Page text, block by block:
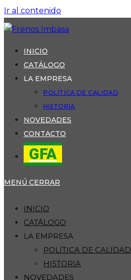
Ir al contenido
INICIO
CATÁLOGO
LA EMPRESA
POLÍTICA DE CALIDAD
HISTORIA
NOVEDADES
CONTACTO
GFA
MENÚ CERRAR
INICIO
CATÁLOGO
LA EMPRESA
POLÍTICA DE CALIDAD
HISTORIA
NOVEDADES